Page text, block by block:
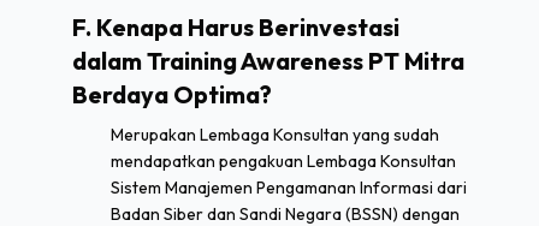
F. Kenapa Harus Berinvestasi
dalam Training Awareness PT Mitra
Berdaya Optima?
Merupakan Lembaga Konsultan yang sudah
mendapatkan pengakuan Lembaga Konsultan
Sistem Manajemen Pengamanan Informasi dari
Badan Siber dan Sandi Negara (BSSN) dengan